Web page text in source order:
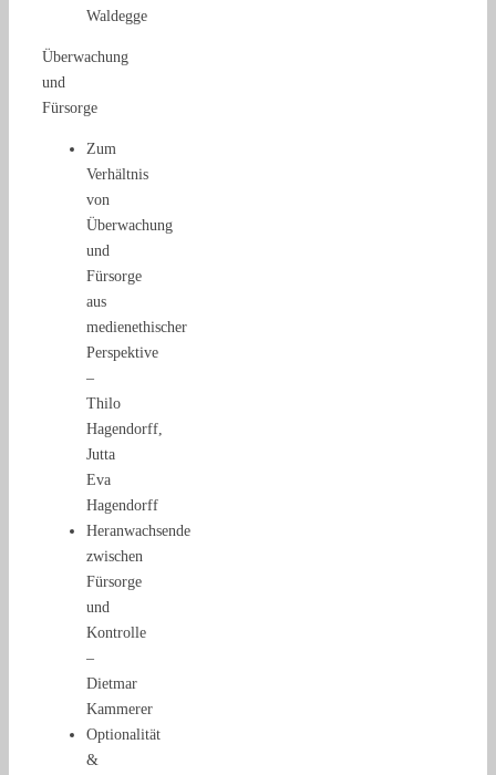
Waldegge
Überwachung
und
Fürsorge
Zum
Verhältnis
von
Überwachung
und
Fürsorge
aus
medienethischer
Perspektive
–
Thilo
Hagendorff,
Jutta
Eva
Hagendorff
Heranwachsende
zwischen
Fürsorge
und
Kontrolle
–
Dietmar
Kammerer
Optionalität
&